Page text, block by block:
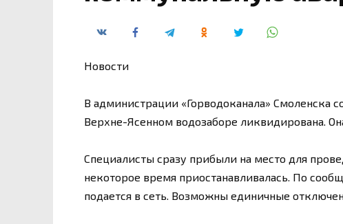
Новости
В администрации «Горводоканала» Смоленска
Верхне-Ясенном водозаборе ликвидирована.
Специалисты сразу прибыли на место для
некоторое время приостанавливалась. По
подается в сеть. Возможны единичные